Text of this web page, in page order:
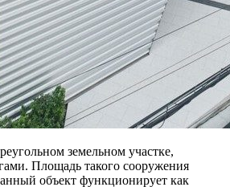
земельном участке,
Площадь такого сооружения
объект функционирует как